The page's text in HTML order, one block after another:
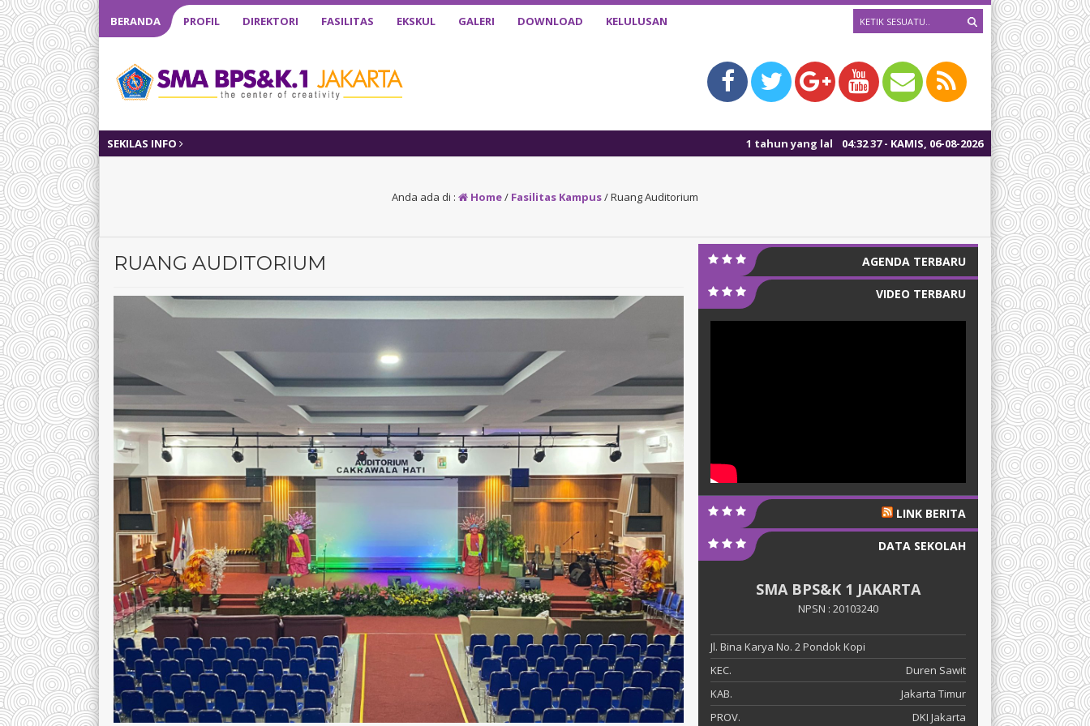
BERANDA PROFIL DIREKTORI FASILITAS EKSKUL GALERI DOWNLOAD KELULUSAN
SEKILAS INFO 04:3237- KAMIS, 06-08-2026
1 tahun yang lalu/ Pengumuman Kelulusan akan dilaksanakan tanggal 05 Mei
Anda ada di : Home/ Fasilitas Kampus/Ruang Auditorium
RUANG AUDITORIUM AGENDA TERBARU
VIDEO TERBARU
LINK BERITA
DATA SEKOLAH
SMA BPS&K 1 JAKARTA
NPSN : 20103240
Jl. Bina Karya No. 2 Pondok Kopi
KEC.
Duren Sawit
KAB.
Jakarta Timur
PROV.
DKI Jakarta